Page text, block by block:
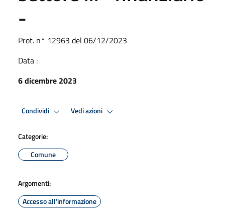
-
Prot. n° 12963 del 06/12/2023
Data :
6 dicembre 2023
Condividi Vedi azioni
Categorie:
Comune
Argomenti:
Accesso all'informazione